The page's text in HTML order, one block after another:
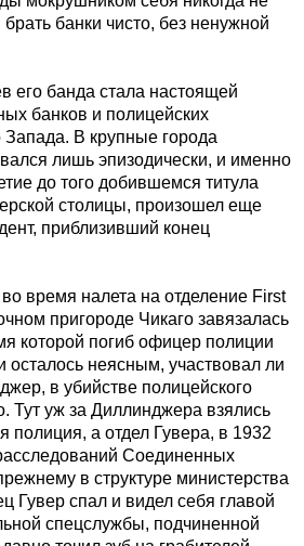
банки чисто, без ненужной
его банда стала настоящей
банков и полицейских
В крупные города
лишь эпизодически, и именно
до того добившемся титула
столицы, произошел еще
приблизивший конец
время налета на отделение First
пригороде Чикаго завязалась
которой погиб офицер полиции
осталось неясным, участвовал ли
в убийстве полицейского
Тут уж за Диллинджера взялись
полиция, а отдел Гувера, в 1932
Соединенных
в структуре министерства
Гувер спал и видел себя главой
спецслужбы, подчиненной